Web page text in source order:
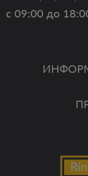
с 09:00 до